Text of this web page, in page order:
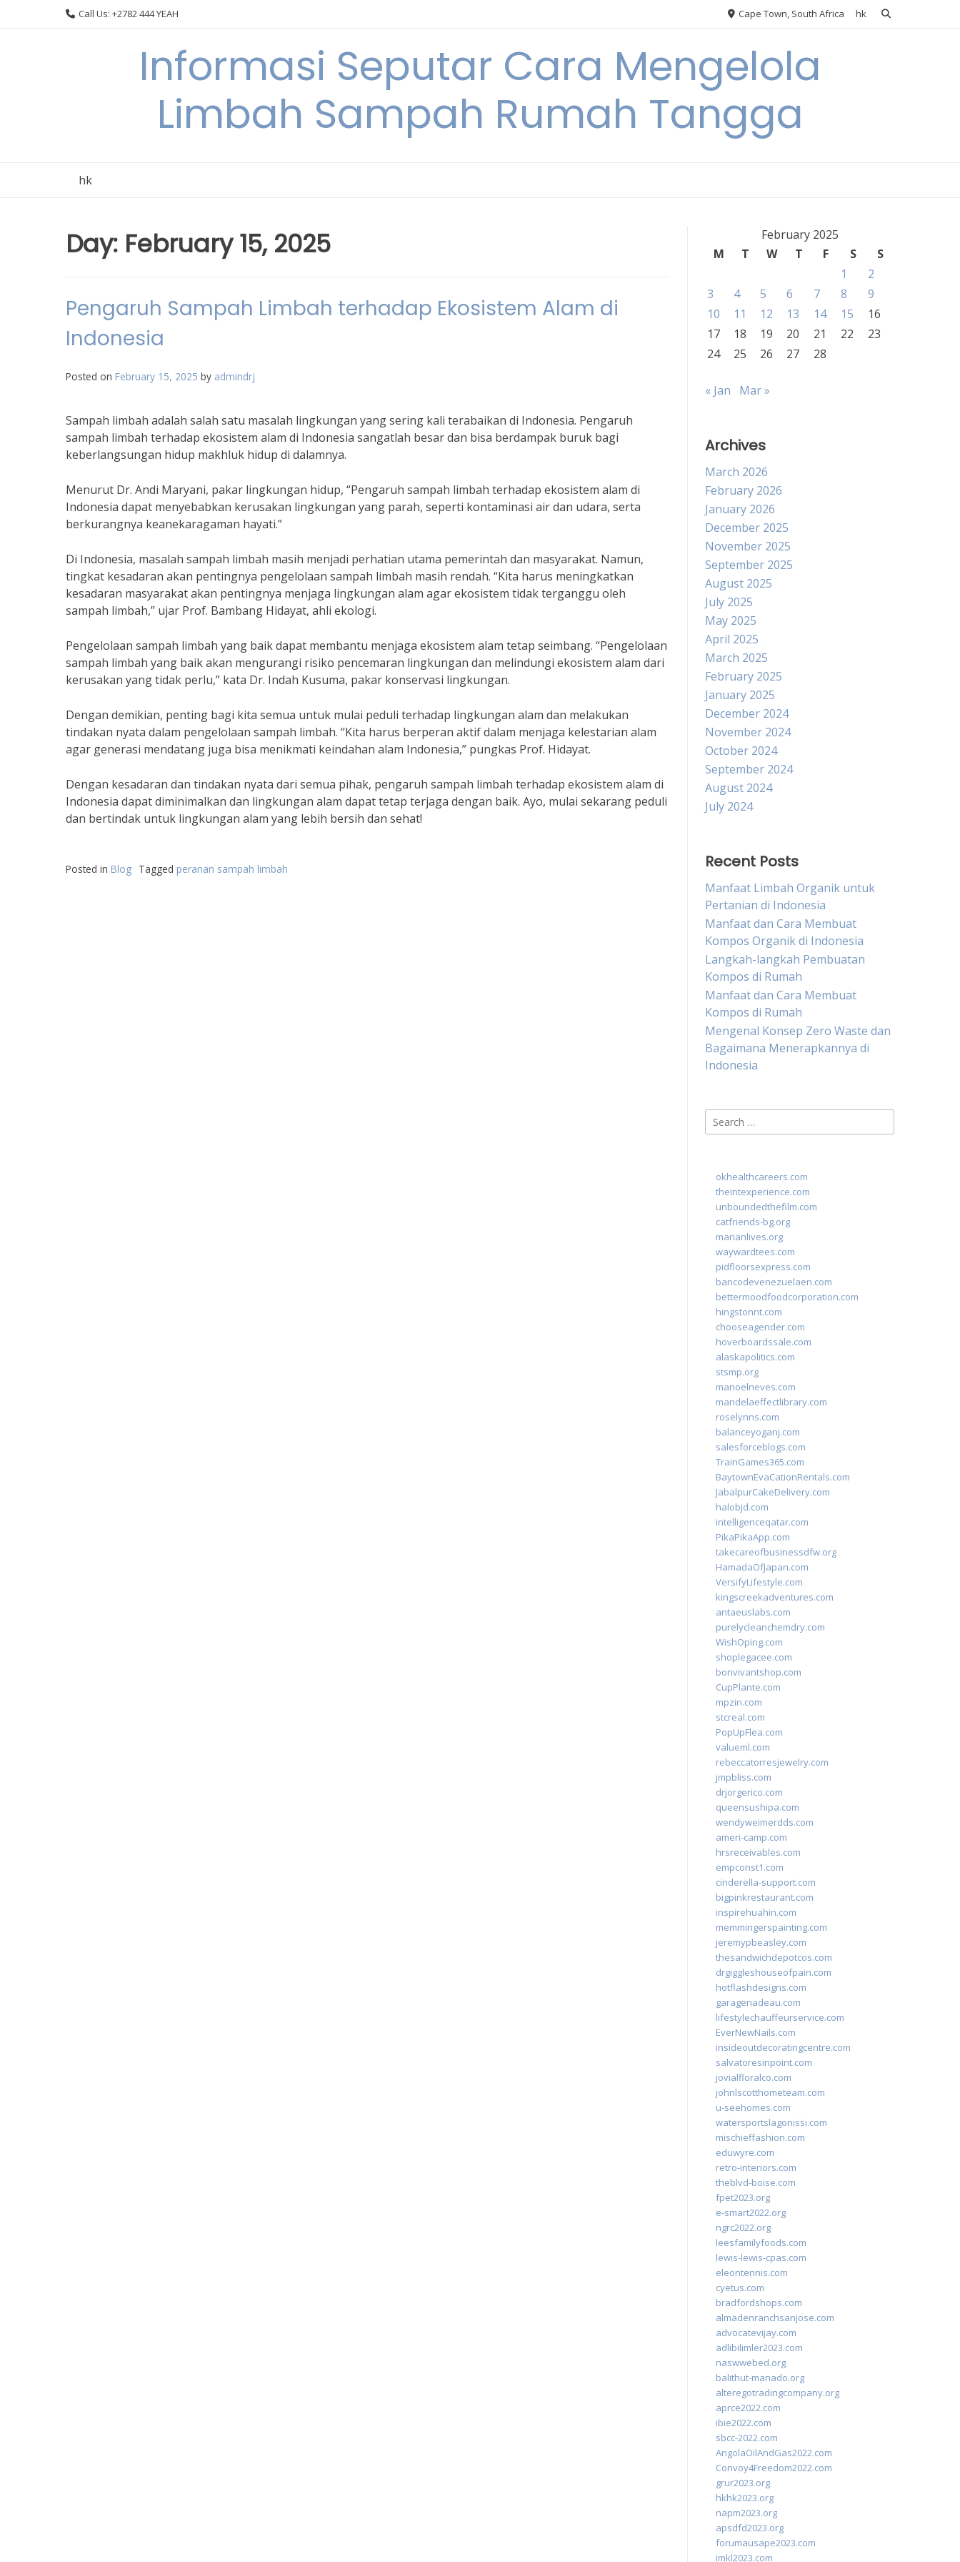
Call Us: +2782 444 YEAH Cape Town, South Africa hk
Informasi Seputar Cara Mengelola
Limbah Sampah Rumah Tangga
hk
Day: February 15, 2025
Pengaruh Sampah Limbah terhadap Ekosistem Alam di
Indonesia
Posted on February 15, 2025 by admindrj
Sampah limbah adalah salah satu masalah lingkungan yang sering kali terabaikan di Indonesia. Pengaruh
sampah limbah terhadap ekosistem alam di Indonesia sangatlah besar dan bisa berdampak buruk bagi
keberlangsungan hidup makhluk hidup di dalamnya.
Menurut Dr. Andi Maryani, pakar lingkungan hidup, “Pengaruh sampah limbah terhadap ekosistem alam di
Indonesia dapat menyebabkan kerusakan lingkungan yang parah, seperti kontaminasi air dan udara, serta
berkurangnya keanekaragaman hayati.”
Di Indonesia, masalah sampah limbah masih menjadi perhatian utama pemerintah dan masyarakat. Namun,
tingkat kesadaran akan pentingnya pengelolaan sampah limbah masih rendah. “Kita harus meningkatkan
kesadaran masyarakat akan pentingnya menjaga lingkungan alam agar ekosistem tidak terganggu oleh
sampah limbah,” ujar Prof. Bambang Hidayat, ahli ekologi.
Pengelolaan sampah limbah yang baik dapat membantu menjaga ekosistem alam tetap seimbang. “Pengelolaan
sampah limbah yang baik akan mengurangi risiko pencemaran lingkungan dan melindungi ekosistem alam dari
kerusakan yang tidak perlu,” kata Dr. Indah Kusuma, pakar konservasi lingkungan.
Dengan demikian, penting bagi kita semua untuk mulai peduli terhadap lingkungan alam dan melakukan
tindakan nyata dalam pengelolaan sampah limbah. “Kita harus berperan aktif dalam menjaga kelestarian alam
agar generasi mendatang juga bisa menikmati keindahan alam Indonesia,” pungkas Prof. Hidayat.
Dengan kesadaran dan tindakan nyata dari semua pihak, pengaruh sampah limbah terhadap ekosistem alam di
Indonesia dapat diminimalkan dan lingkungan alam dapat tetap terjaga dengan baik. Ayo, mulai sekarang peduli
dan bertindak untuk lingkungan alam yang lebih bersih dan sehat!
Posted in Blog Tagged peranan sampah limbah
February 2025
M
T W T F S
S
1
2
3
4 5 6 7 8
9
10
11 12 13 14 15
16
17
18 19 20 21 22
23
24
25 26 27 28
« Jan Mar »
Archives
March 2026
February 2026
January 2026
December 2025
November 2025
September 2025
August 2025
July 2025
May 2025
April 2025
March 2025
February 2025
January 2025
December 2024
November 2024
October 2024
September 2024
August 2024
July 2024
Recent Posts
Manfaat Limbah Organik untuk
Pertanian di Indonesia
Manfaat dan Cara Membuat
Kompos Organik di Indonesia
Langkah-langkah Pembuatan
Kompos di Rumah
Manfaat dan Cara Membuat
Kompos di Rumah
Mengenal Konsep Zero Waste dan
Bagaimana Menerapkannya di
Indonesia
Search
for:
okhealthcareers.com
theintexperience.com
unboundedthefilm.com
catfriends-bg.org
marianlives.org
waywardtees.com
pidfloorsexpress.com
bancodevenezuelaen.com
bettermoodfoodcorporation.com
hingstonnt.com
chooseagender.com
hoverboardssale.com
alaskapolitics.com
stsmp.org
manoelneves.com
mandelaeffectlibrary.com
roselynns.com
balanceyoganj.com
salesforceblogs.com
TrainGames365.com
BaytownEvaCationRentals.com
JabalpurCakeDelivery.com
halobjd.com
intelligenceqatar.com
PikaPikaApp.com
takecareofbusinessdfw.org
HamadaOfJapan.com
VersifyLifestyle.com
kingscreekadventures.com
antaeuslabs.com
purelycleanchemdry.com
WishOping.com
shoplegacee.com
bonvivantshop.com
CupPlante.com
mpzin.com
stcreal.com
PopUpFlea.com
valueml.com
rebeccatorresjewelry.com
jmpbliss.com
drjorgerico.com
queensushipa.com
wendyweimerdds.com
ameri-camp.com
hrsreceivables.com
empconst1.com
cinderella-support.com
bigpinkrestaurant.com
inspirehuahin.com
memmingerspainting.com
jeremypbeasley.com
thesandwichdepotcos.com
drgiggleshouseofpain.com
hotflashdesigns.com
garagenadeau.com
lifestylechauffeurservice.com
EverNewNails.com
insideoutdecoratingcentre.com
salvatoresinpoint.com
jovialfloralco.com
johnlscotthometeam.com
u-seehomes.com
watersportslagonissi.com
mischieffashion.com
eduwyre.com
retro-interiors.com
theblvd-boise.com
fpet2023.org
e-smart2022.org
ngrc2022.org
leesfamilyfoods.com
lewis-lewis-cpas.com
eleontennis.com
cyetus.com
bradfordshops.com
almadenranchsanjose.com
advocatevijay.com
adlibilimler2023.com
naswwebed.org
balithut-manado.org
alteregotradingcompany.org
aprce2022.com
ibie2022.com
sbcc-2022.com
AngolaOilAndGas2022.com
Convoy4Freedom2022.com
grur2023.org
hkhk2023.org
napm2023.org
apsdfd2023.org
forumausape2023.com
imkl2023.com